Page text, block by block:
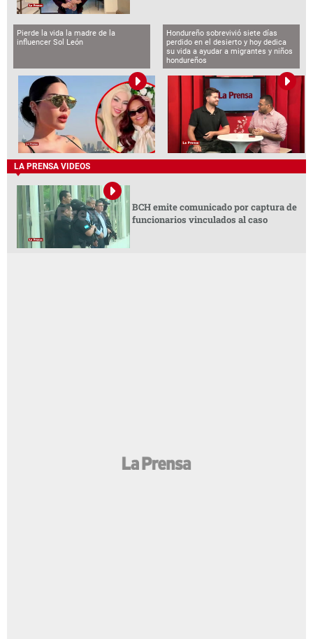
Pierde la vida la madre de la
influencer Sol León
Hondureño sobrevivió siete días
perdido en el desierto y hoy dedica
su vida a ayudar a migrantes y niños
hondureños
LA PRENSA VIDEOS
BCH emite comunicado por captura de
funcionarios vinculados al caso